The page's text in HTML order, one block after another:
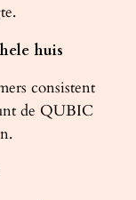
huis
consistent
de QUBIC